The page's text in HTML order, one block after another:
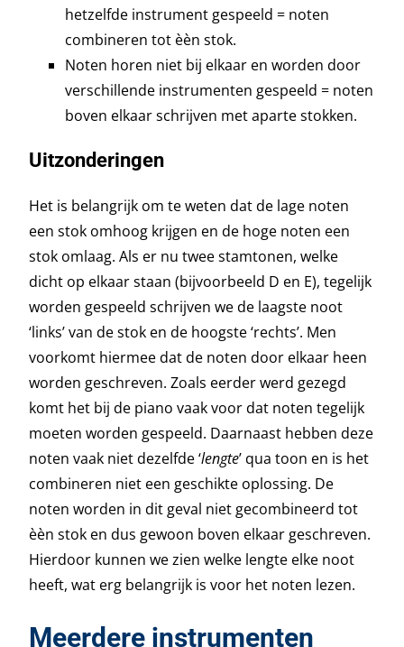
hetzelfde instrument gespeeld = noten
combineren tot èèn stok.
Noten horen niet bij elkaar en worden door
verschillende instrumenten gespeeld = noten
boven elkaar schrijven met aparte stokken.
Uitzonderingen
Het is belangrijk om te weten dat de lage noten
een stok omhoog krijgen en de hoge noten een
stok omlaag. Als er nu twee stamtonen, welke
dicht op elkaar staan (bijvoorbeeld D en E), tegelijk
worden gespeeld schrijven we de laagste noot
‘links’ van de stok en de hoogste ‘rechts’. Men
voorkomt hiermee dat de noten door elkaar heen
worden geschreven. Zoals eerder werd gezegd
komt het bij de piano vaak voor dat noten tegelijk
moeten worden gespeeld. Daarnaast hebben deze
noten vaak niet dezelfde ‘lengte’ qua toon en is het
combineren niet een geschikte oplossing. De
noten worden in dit geval niet gecombineerd tot
èèn stok en dus gewoon boven elkaar geschreven.
Hierdoor kunnen we zien welke lengte elke noot
heeft, wat erg belangrijk is voor het noten lezen.
Meerdere instrumenten